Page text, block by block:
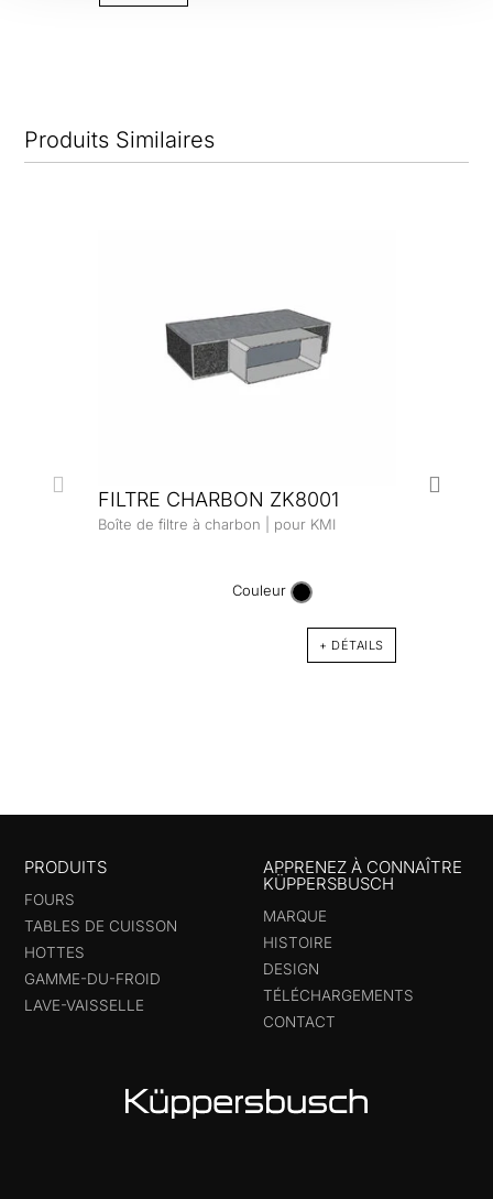
Produits Similaires
FILTRE CHARBON ZK8001
Boîte de filtre à charbon | pour KMI
Couleur
+ DÉTAILS
PRODUITS
FOURS
TABLES DE CUISSON
HOTTES
GAMME-DU-FROID
LAVE-VAISSELLE
APPRENEZ À CONNAÎTRE
KÜPPERSBUSCH
MARQUE
HISTOIRE
DESIGN
TÉLÉCHARGEMENTS
CONTACT